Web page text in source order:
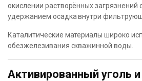
окислении растворённых
удержанием осадка внутри
Каталитические материалы широко
обезжелезивания скважинной воды.
Активированный уголь